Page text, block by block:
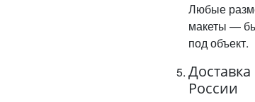
Любые
макеты —
под объект.
России